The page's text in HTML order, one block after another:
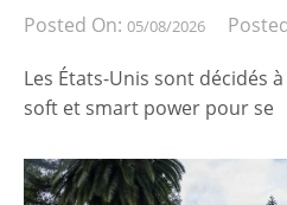
Posted On: 05/08/2026
Les États-Unis sont décidés
soft et smart power pour se